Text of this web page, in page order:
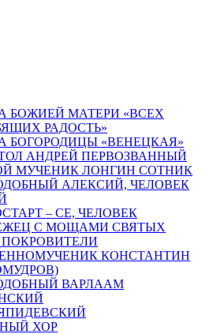
БОЖИЕЙ МАТЕРИ «ВСЕХ
РАДОСТЬ»
БОГОРОДИЦЫ «ВЕНЕЦКАЯ»
АНДРЕЙ ПЕРВОЗВАННЫЙ
МУЧЕНИК ЛОНГИН СОТНИК
АЛЕКСИЙ, ЧЕЛОВЕК
– СЕ, ЧЕЛОВЕК
С МОЩАМИ СВЯТЫХ
КОНСТАНТИН
ВАРЛААМ
ХОР